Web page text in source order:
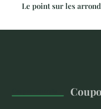
Le point sur les